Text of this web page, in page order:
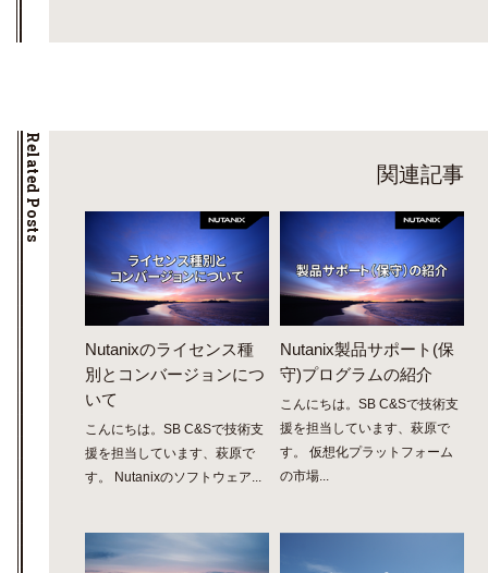
Related Posts 関連記事
Nutanixのライセンス種
別とコンバージョンにつ
いて
こんにちは。SB C&Sで技術支
援を担当しています、萩原で
す。 Nutanixのソフトウェア...
Nutanix製品サポート(保
守)プログラムの紹介
こんにちは。SB C&Sで技術支
援を担当しています、萩原で
す。 仮想化プラットフォーム
の市場...